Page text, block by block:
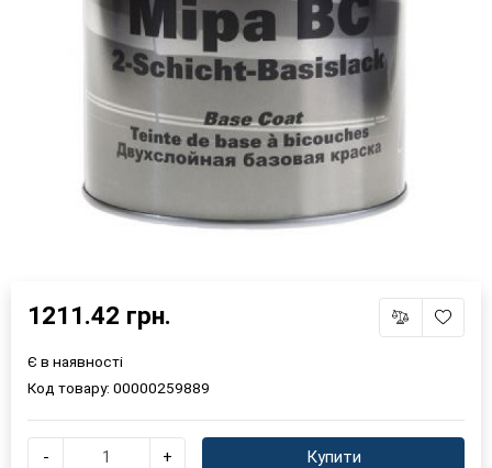
1211.42 грн.
Є в наявності
Код товару: 00000259889
- + Купити